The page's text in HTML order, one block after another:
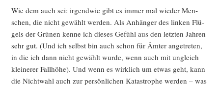
Wie dem auch sei: irgend­wie gibt es immer mal wie­der Men­
schen, die nicht gewählt wer­den. Als Anhän­ger des lin­ken Flü­
gels der Grü­nen ken­ne ich die­ses Gefühl aus den letz­ten Jah­ren
sehr gut. (Und ich selbst bin auch schon für Ämter ange­tre­ten,
in die ich dann nicht gewählt wur­de, wenn auch mit ungleich
klei­ne­rer Fall­hö­he). Und wenn es wirk­lich um etwas geht, kann
die Nicht­wahl auch zur per­sön­li­chen Kata­stro­phe wer­den – was